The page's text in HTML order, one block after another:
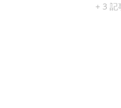
+ 3 記